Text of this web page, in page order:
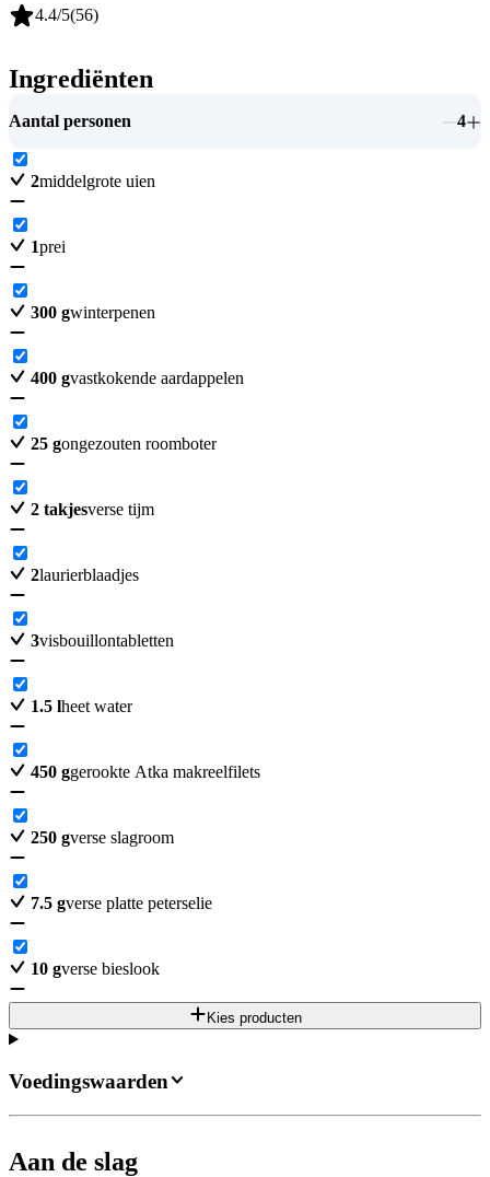
4.4/5(56)
Ingrediënten
Aantal personen 4
2middelgrote uien
1prei
300 gwinterpenen
400 gvastkokende aardappelen
25 gongezouten roomboter
2 takjesverse tijm
2laurierblaadjes
3visbouillontabletten
1.5 lheet water
450 ggerookte Atka makreelfilets
250 gverse slagroom
7.5 gverse platte peterselie
10 gverse bieslook
Kies producten
Aan de slag
Voedingswaarden